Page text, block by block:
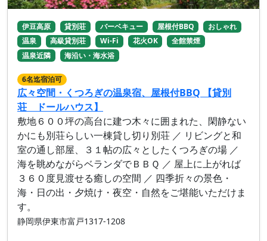
伊豆高原 貸別荘 バーベキュー 屋根付BBQ
おしゃれ
温泉
高級貸別荘 Wi-Fi 花火OK
全館禁煙
温泉近隣
海沿い・海水浴
6名迄宿泊可
広々空間・くつろぎの温泉宿、屋根付BBQ 【貸別
荘 ドールハウス】
敷地６００坪の高台に建つ木々に囲まれた、閑静ない
かにも別荘らしい一棟貸し切り別荘 ／ リビングと和
室の通し部屋、３１帖の広々としたくつろぎの場 ／
海を眺めながらベランダでＢＢＱ ／ 屋上に上がれば
３６０度見渡せる癒しの空間 ／ 四季折々の景色・
海・日の出・夕焼け・夜空・自然をご堪能いただけま
す。
静岡県伊東市富戸1317-1208